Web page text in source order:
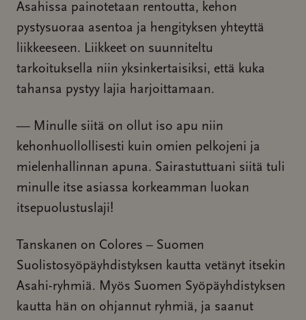
Asahissa painotetaan rentoutta, kehon
pystysuoraa asentoa ja hengityksen yhteyttä
liikkeeseen. Liikkeet on suunniteltu
tarkoituksella niin yksinkertaisiksi, että kuka
tahansa pystyy lajia harjoittamaan.
— Minulle siitä on ollut iso apu niin
kehonhuollollisesti kuin omien pelkojeni ja
mielenhallinnan apuna. Sairastuttuani siitä tuli
minulle itse asiassa korkeamman luokan
itsepuolustuslaji!
Tanskanen on Colores – Suomen
Suolistosyöpäyhdistyksen kautta vetänyt itsekin
Asahi-ryhmiä. Myös Suomen Syöpäyhdistyksen
kautta hän on ohjannut ryhmiä, ja saanut